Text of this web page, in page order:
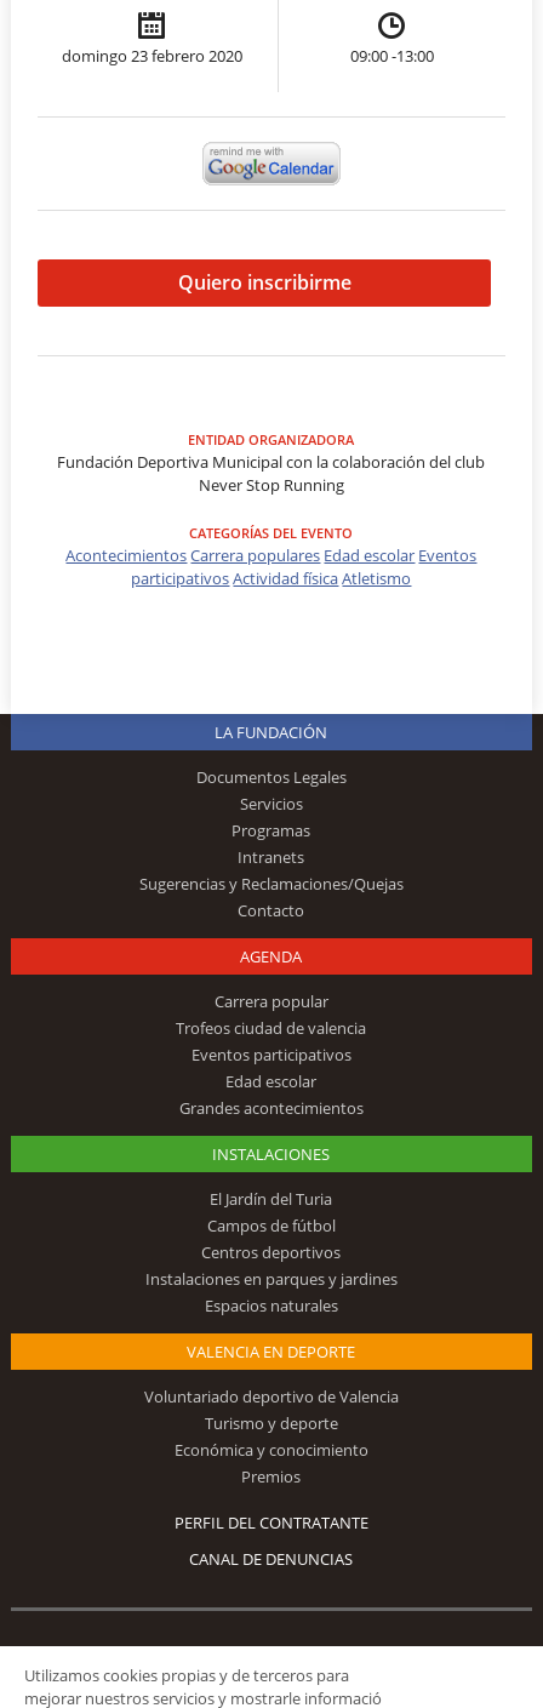
domingo 23 febrero 2020 09:00 -13:00
Quiero inscribirme
ENTIDAD ORGANIZADORA
Fundación Deportiva Municipal con la colaboración del club
Never Stop Running
CATEGORÍAS DEL EVENTO
AcontecimientosCarrera populares Edad escolar Eventos
participativosActividad físicaAtletismo
LA FUNDACIÓN
Documentos Legales
Servicios
Programas
Intranets
Sugerencias y Reclamaciones/Quejas
Contacto
AGENDA
Carrera popular
Trofeos ciudad de valencia
Eventos participativos
Edad escolar
Grandes acontecimientos
INSTALACIONES
El Jardín del Turia
Campos de fútbol
Centros deportivos
Instalaciones en parques y jardines
Espacios naturales
VALENCIA EN DEPORTE
Voluntariado deportivo de Valencia
Turismo y deporte
Económica y conocimiento
Premios
PERFIL DEL CONTRATANTE
CANAL DE DENUNCIAS
Síguenos
Utilizamos cookies propias y de terceros para
mejorar nuestros servicios y mostrarle informació